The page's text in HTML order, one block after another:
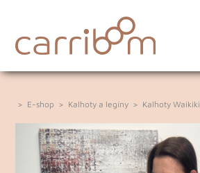
> E-shop > Kalhoty a legíny > Kalhoty Waikiki